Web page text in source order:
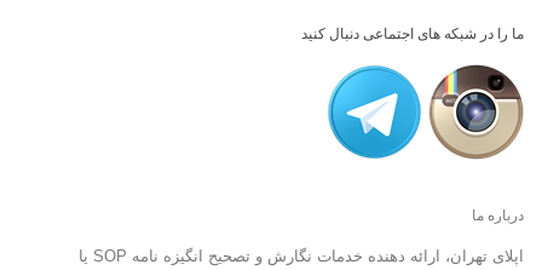
ما را در شبکه های اجتماعی دنبال کنید
درباره ما
اپلای تهران، ارائه دهنده خدمات نگارش و تصحیح انگیزه نامه SOP یا